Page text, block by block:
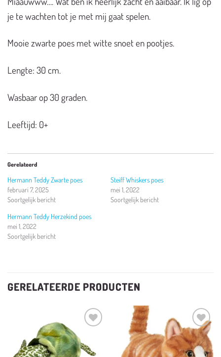
je te wachten tot je met mij gaat spelen.
Mooie zwarte poes met witte snoet en pootjes.
Lengte: 30 cm.
Wasbaar op 30 graden.
Leeftijd: 0+
Gerelateerd
Hermann Teddy Zwarte poes
februari 7, 2025
Soortgelijk bericht
Steiff Whiskers poes
mei 1, 2022
Soortgelijk bericht
Hermann Teddy Herzekind poes
mei 1, 2022
Soortgelijk bericht
GERELATEERDE PRODUCTEN
Toevoegen
aan
verlanglijst
Toevoegen
aan
verlanglijst